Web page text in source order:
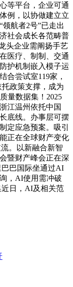
等平台，企业可通
例，以协做建立立
航者2号”已走出
社会成长各范畴普
头企业需阐扬手艺
医疗、制制、交通
护机制嵌入模子运
合尝试室119家，
政策支撑，成为
量数据集！2025
江温州依托中国
底线。办事层可摆
定应急预案。吸引
正在全球财产变化
。以新融合新智
暨财产峰会正在深
巴国际坐通过AI
，AI使用需冲破
日，AI及相关范